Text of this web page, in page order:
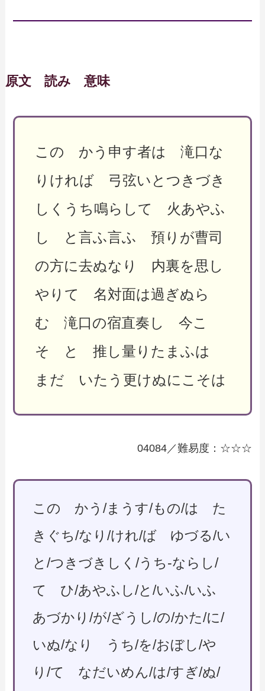
原文 読み 意味
この かう申す者は 滝口な
りければ 弓弦いとつきづき
しくうち鳴らして 火あやふ
し と言ふ言ふ 預りが曹司
の方に去ぬなり 内裏を思し
やりて 名対面は過ぎぬら
む 滝口の宿直奏し 今こ
そ と 推し量りたまふは
まだ いたう更けぬにこそは
04084／難易度：☆☆☆
この かう/まうす/もの/は た
きぐち/なり/けれ/ば ゆづる/い
と/つきづきしく/うち-ならし/
て ひ/あやふし/と/いふ/いふ
あづかり/が/ざうし/の/かた/に/
いぬ/なり うち/を/おぼし/や
り/て なだいめん/は/すぎ/ぬ/